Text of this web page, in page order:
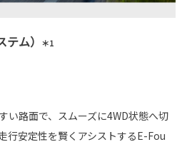
ム） ＊1
い路面で、スムーズに4WD状態へ切
行安定性を賢くアシストするE-Fou